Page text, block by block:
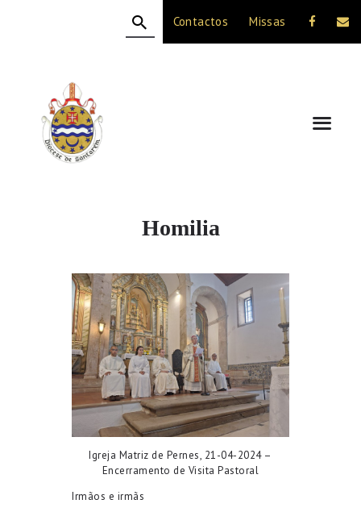
Contactos Missas
Homilia
A DIOCESE
CELEBRAÇÃO
VIDA CRISTÃ
NOTÍCIAS
Igreja Matriz de Pernes, 21-04-2024–
Encerramento de Visita Pastoral
Irmãos e irmãs